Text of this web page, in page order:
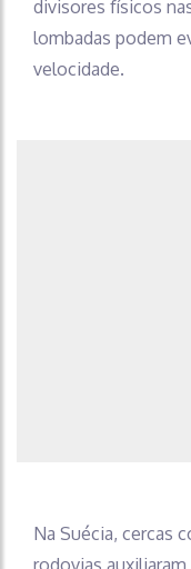
divisores físicos
lombadas podem
velocidade.
Na Suécia, cercas
rodovias